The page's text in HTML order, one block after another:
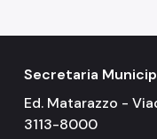
Secretaria
Ed. Matarazzo -
3113-8000